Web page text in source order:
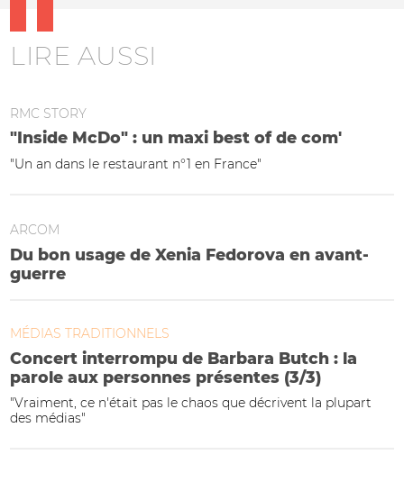
LIRE AUSSI
RMC STORY
"Inside McDo" : un maxi best of de com'
"Un an dans le restaurant n°1 en France"
ARCOM
Du bon usage de Xenia Fedorova en avant-
guerre
MÉDIAS TRADITIONNELS
Concert interrompu de Barbara Butch : la
parole aux personnes présentes (3/3)
"Vraiment, ce n'était pas le chaos que décrivent la plupart
des médias"